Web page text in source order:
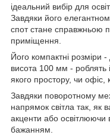
ідеальний вибір для
Завдяки його
спот стане справжньою
приміщення.
Його компактні
висота 100 мм - роблять
якого простору, чи
Завдяки поворотному
напрямок світла так, як
акценти або
бажанням.